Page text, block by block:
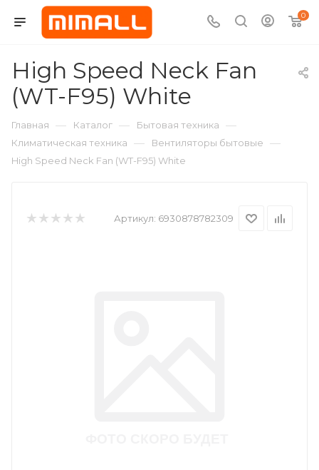
0
High Speed Neck Fan
(WT-F95) White
Главная — Каталог — Бытовая техника —
Климатическая техника — Вентиляторы бытовые —
High Speed Neck Fan (WT-F95) White
Артикул: 6930878782309